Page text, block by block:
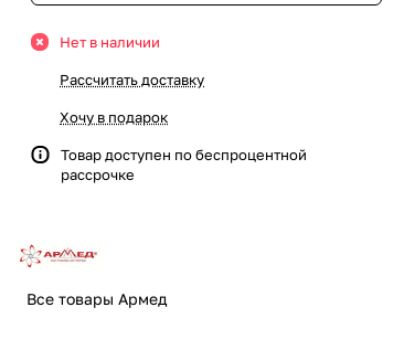
Нет в наличии
Рассчитать доставку
Хочу в подарок
Товар доступен побеспроцентной
рассрочке
Все товары Армед